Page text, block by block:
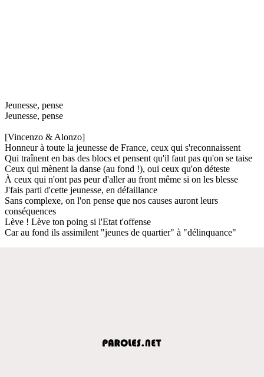
Jeunesse, pense
Jeunesse, pense
[Vincenzo & Alonzo]
Honneur à toute la jeunesse de France, ceux qui s'reconnaissent
Qui traînent en bas des blocs et pensent qu'il faut pas qu'on se taise
Ceux qui mènent la danse (au fond !), oui ceux qu'on déteste
À ceux qui n'ont pas peur d'aller au front même si on les blesse
J'fais parti d'cette jeunesse, en défaillance
Sans complexe, on l'on pense que nos causes auront leurs
conséquences
Lève ! Lève ton poing si l'Etat t'offense
Car au fond ils assimilent "jeunes de quartier" à "délinquance"